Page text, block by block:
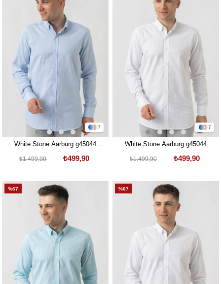
7
White Stone Aarburg g45044
Gömlek Mavi
₺499,90
₺1.499,90
7
White Stone Aarburg g45044
Gömlek Bej
₺499,90
₺1.499,90
%67 %67